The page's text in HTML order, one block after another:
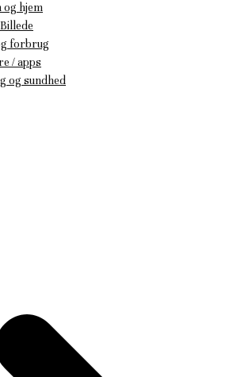
og hjem
forbrug
/ apps
og sundhed